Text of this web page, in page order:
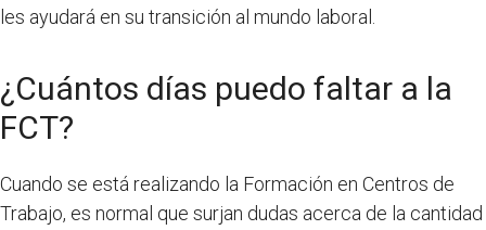
les ayudará en su transición al mundo laboral.
¿Cuántos días puedo faltar a la
FCT?
Cuando se está realizando la Formación en Centros de
Trabajo, es normal que surjan dudas acerca de la cantidad